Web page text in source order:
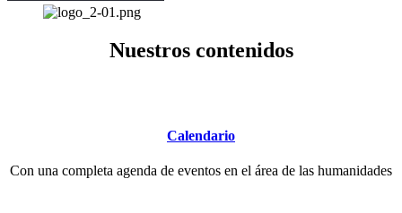
Nuestros contenidos
Calendario
Con una completa agenda de eventos en el área de las humanidades